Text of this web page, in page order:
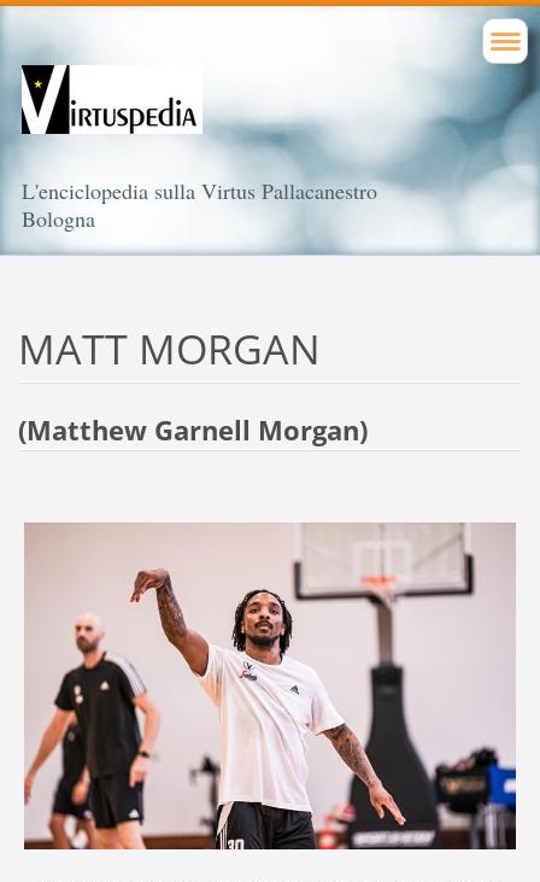
L'enciclopedia sulla Virtus Pallacanestro
Bologna
MATT MORGAN
(Matthew Garnell Morgan)